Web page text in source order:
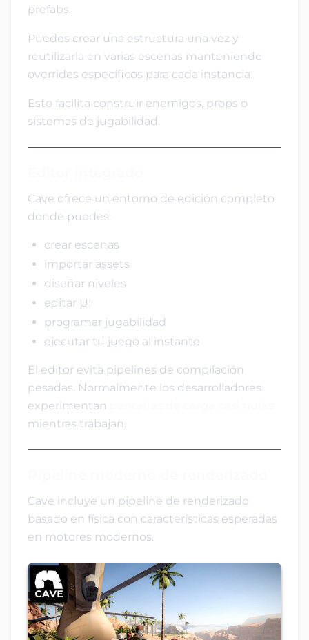
prefabs.
Puedes crear una estructura una vez y
reutilizarla en varias escenas manteniendo
overrides específicos para cada instancia.
Esto facilita construir enemigos, props o
sistemas de jugabilidad.
Cave ofrece un entorno de edición completo
donde puedes:
crear escenas
importar assets
diseñar niveles
editar UI
programar jugabilidad
ejecutar tu juego al instante
El editor evita pipelines de compilación
pesadas. Normalmente los desarrolladores
experimentan
mientras trabajan.
Cave incluye un pipeline de renderizado
basado en física con características esperadas
en motores modernos.